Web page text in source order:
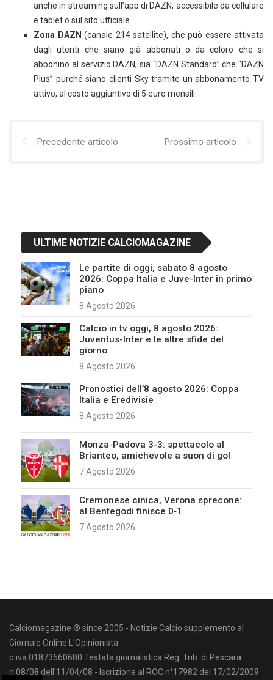
anche in streaming sull’app di DAZN, accessibile da cellulare
e tablet o sul sito ufficiale.
Zona DAZN (canale 214 satellite), che può essere attivata
dagli utenti che siano già abbonati o da coloro che si
abbonino al servizio DAZN, sia “DAZN Standard” che “DAZN
Plus” purché siano clienti Sky tramite un abbonamento TV
attivo, al costo aggiuntivo di 5 euro mensili.
Precedente articolo Prossimo articolo
ULTIME NOTIZIE CALCIOMAGAZINE
Le partite di oggi, sabato 8 agosto
2026: Coppa Italia e Juve-Inter in primo
piano
8 Agosto 2026
Calcio in tv oggi, 8 agosto 2026:
Juventus-Inter e le altre sfide del
giorno
8 Agosto 2026
Pronostici dell’8 agosto 2026: Coppa
Italia e Eredivisie
8 Agosto 2026
Monza-Padova 3-3: spettacolo al
Brianteo, amichevole a suon di gol
7 Agosto 2026
Cremonese cinica, Verona sprecone:
al Bentegodi finisce 0‑1
7 Agosto 2026
Calciomagazine ® since 2005 - Notizie Calcio supplemento al
Giornale Online L'Opinionista
p.iva 01873660680 Testata giornalistica Reg. Trib. di Pescara
n.08/08 dell'11/04/08 - Iscrizione al ROC n°17982 del 17/02/2009